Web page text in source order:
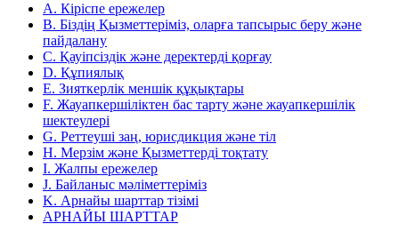
A. Кіріспе ережелер
B. Біздің Қызметтеріміз, оларға тапсырыс беру және
пайдалану
C. Қауіпсіздік және деректерді қорғау
D. Құпиялық
E. Зияткерлік меншік құқықтары
F. Жауапкершіліктен бас тарту және жауапкершілік
шектеулері
G. Реттеуші заң, юрисдикция және тіл
H. Мерзім және Қызметтерді тоқтату
I. Жалпы ережелер
J. Байланыс мәліметтеріміз
K. Арнайы шарттар тізімі
АРНАЙЫ ШАРТТАР